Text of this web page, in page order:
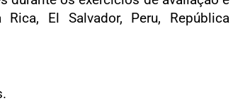
El Salvador, Peru, República